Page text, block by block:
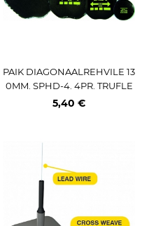
PAIK DIAGONAALREHVILE 13
0MM. SPHD-4. 4PR. TRUFLE
X PANG
5,40 €